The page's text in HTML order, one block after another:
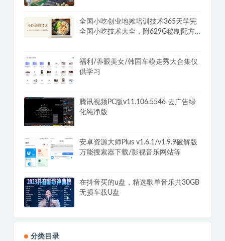
全国小吃创业地摊培训技术365天学完
全国小吃技术大全，附629G秘制配方
福利/养眼美女/韩国车模走秀大合集仅
供学习
腾讯视频PC版v11.106.5546 去广告绿
化纯净版
安卓资源大师Plus v1.6.1/v1.9.9破解版
万能搜索器下载/影视音乐网站等
在抖音买的u盘，精选歌单音乐共30GB
无损车载U盘
分类目录